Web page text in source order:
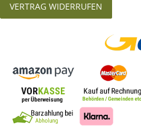
VERTRAG WIDERRUFEN